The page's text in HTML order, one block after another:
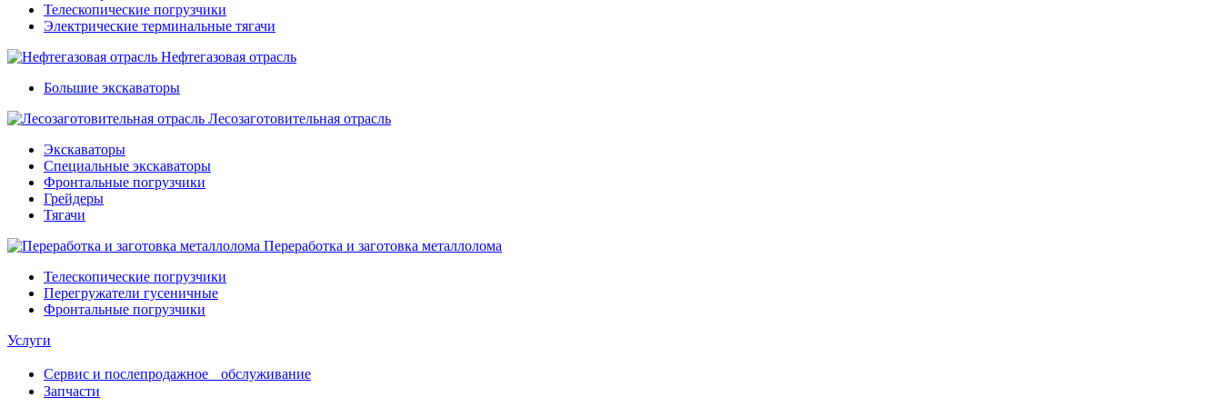
Телескопические погрузчики
Электрические терминальные тягачи
Нефтегазовая отрасль
Большие экскаваторы
Лесозаготовительная отрасль
Экскаваторы
Специальные экскаваторы
Фронтальные погрузчики
Грейдеры
Тягачи
Переработка и заготовка металлолома
Телескопические погрузчики
Перегружатели гусеничные
Фронтальные погрузчики
Услуги
Сервис и послепродажное обслуживание
Запчасти